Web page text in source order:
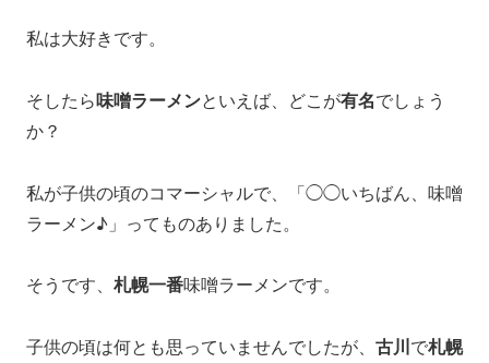
私は大好きです。
そしたら味噌ラーメンといえば、どこが有名でしょう
か？
私が子供の頃のコマーシャルで、「◯◯いちばん、味噌
ラーメン♪」ってものありました。
そうです、 札幌一番味噌ラーメンです。
子供の頃は何とも思っていませんでしたが、 古川で札幌